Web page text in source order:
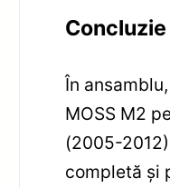
Concluzie
În
MOSS M2
(2005-
completă și